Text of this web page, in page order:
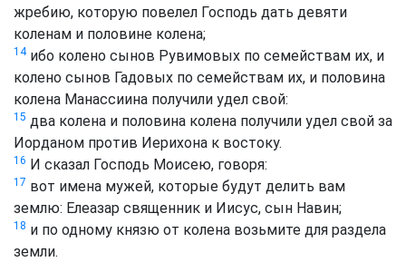
жребию, которую повелел Господь дать девяти
коленам и половине колена;
14ибо колено сынов Рувимовых по семействам их, и
колено сынов Гадовых по семействам их, и половина
колена Манассиина получили удел свой:
15 два колена и половина колена получили удел свой за
Иорданом против Иерихона к востоку.
16 И сказал Господь Моисею, говоря:
17 вот имена мужей, которые будут делить вам
землю: Елеазар священник и Иисус, сын Навин;
18 и по одному князю от колена возьмите для раздела
земли.